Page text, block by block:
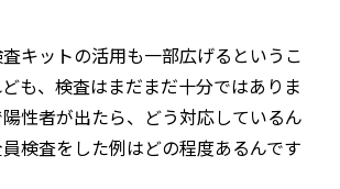
キットの活用も一部広げるというこ
も、検査はまだまだ十分ではありま
性者が出たら、どう対応しているん
検査をした例はどの程度あるんです